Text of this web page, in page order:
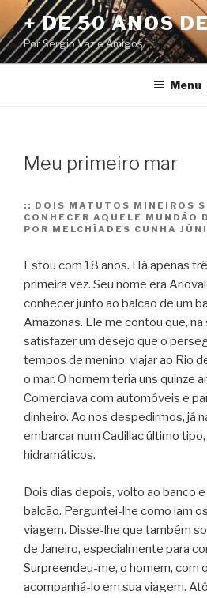
Pular
para
o
conteúdo
+ DE 50 ANOS
Por Sérgio Vaz e Amigos
Menu
Meu primeiro mar
:: DOIS MATUTOS MINEIROS
CONHECER AQUELE MUNDÃO
POR MELCHÍADES CUNHA
Estou com 18 anos. Há apenas
primeira vez. Seu nome era
conhecer junto ao balcão de um
Amazonas. Ele me contou que, na
satisfazer um desejo que o
tempos de menino: viajar ao Rio
o mar. O homem teria uns quinze
Comerciava com automóveis e
dinheiro. Ao nos despedirmos, já
embarcar num Cadillac último
hidramáticos.
Dois dias depois, volto ao banco
balcão. Perguntei-lhe como iam
viagem. Disse-lhe que também
de Janeiro, especialmente para
Surpreendeu-me, o homem, com
acompanhá-lo em sua viagem.